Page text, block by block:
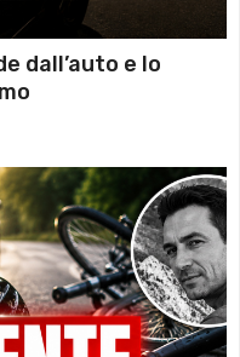
dall’auto e lo